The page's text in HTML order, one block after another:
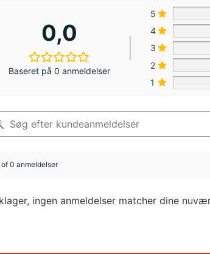
0,0
Baseret på 0 anmeldelser
5
4
3
2
1
0 anmeldelser
ingen anmeldelser matcher dine